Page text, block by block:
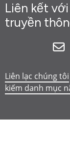
Liên kết
truyền
Liên lạc chúng tôi
kiếm danh mục